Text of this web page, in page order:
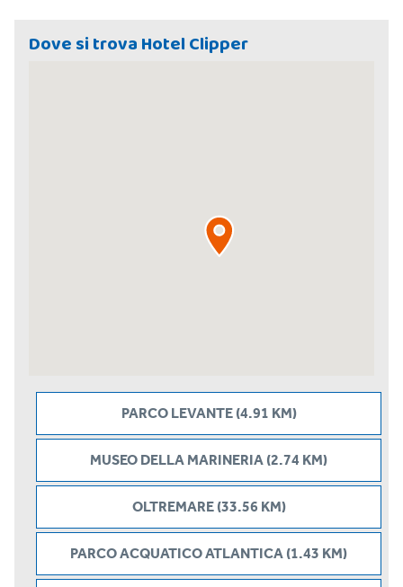
Dove si trova Hotel Clipper
PARCO LEVANTE (4.91 KM)
MUSEO DELLA MARINERIA (2.74 KM)
OLTREMARE (33.56 KM)
PARCO ACQUATICO ATLANTICA (1.43 KM)